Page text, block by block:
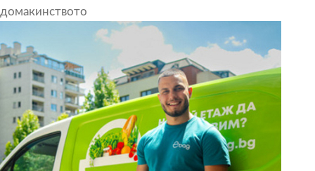
домакинството